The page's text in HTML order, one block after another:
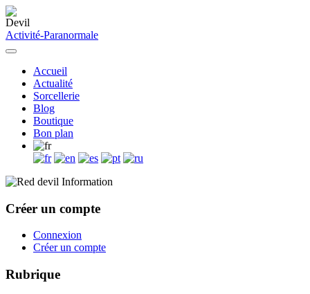
Activité-Paranormale
Accueil
Actualité
Sorcellerie
Blog
Boutique
Bon plan
Information
Créer un compte
Connexion
Créer un compte
Rubrique